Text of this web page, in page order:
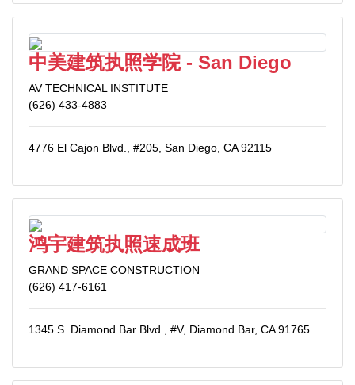
中美建筑执照学院 - San Diego
AV TECHNICAL INSTITUTE
(626) 433-4883
4776 El Cajon Blvd., #205, San Diego, CA 92115
鸿宇建筑执照速成班
GRAND SPACE CONSTRUCTION
(626) 417-6161
1345 S. Diamond Bar Blvd., #V, Diamond Bar, CA 91765